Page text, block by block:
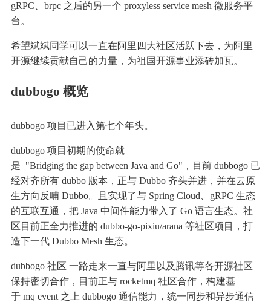
gRPC、brpc 之后的另一个 proxyless service mesh 微服务平
台。
希望斌斌同学可以一直在阿里四大社区活跃下去 ，为阿里
开源继续贡献自己的力量，为祖国开源事业添砖加瓦。
dubbogo 概览
dubbogo 项 目 已进入第七个年头。
dubbogo 项 目 初期的使命就
是 "Bridging the gap between Java and Go" ， 目 前 dubbogo 已
经对齐所有 dubbo 版本 ， 正与 Dubbo 齐头并进 ， 并在云原
生方向 反 哺 Dubbo。 且 实现了与 Spring Cloud gRPC 生态
的互联互通 ， 把 Java 中间件能力带入 了 Go 语言生态。 社
区 目 前正全力推进的 dubbo-go-pixiu/arana 等社区项 目 ， 打
造下一代 Dubbo Mesh 生态。
dubbogo 社区 一路走来一直与阿里 以 及 腾讯等各开源社区
保持密切合作 ， 目 前正与 rocketmq 社区合作 ， 构建基
于 mq event 之 上 dubbogo 通信能力 ， 统一同 步和异步通信